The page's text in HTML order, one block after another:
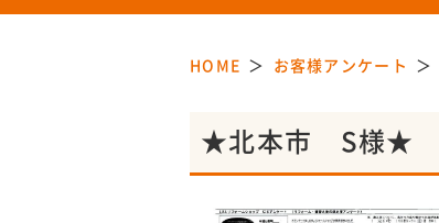
HOME お客様アンケート
★北本市 S様★